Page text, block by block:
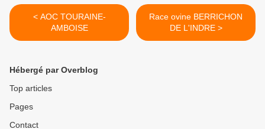
< AOC TOURAINE-
AMBOISE
Race ovine BERRICHON
DE L'INDRE >
Hébergé par Overblog
Top articles
Pages
Contact